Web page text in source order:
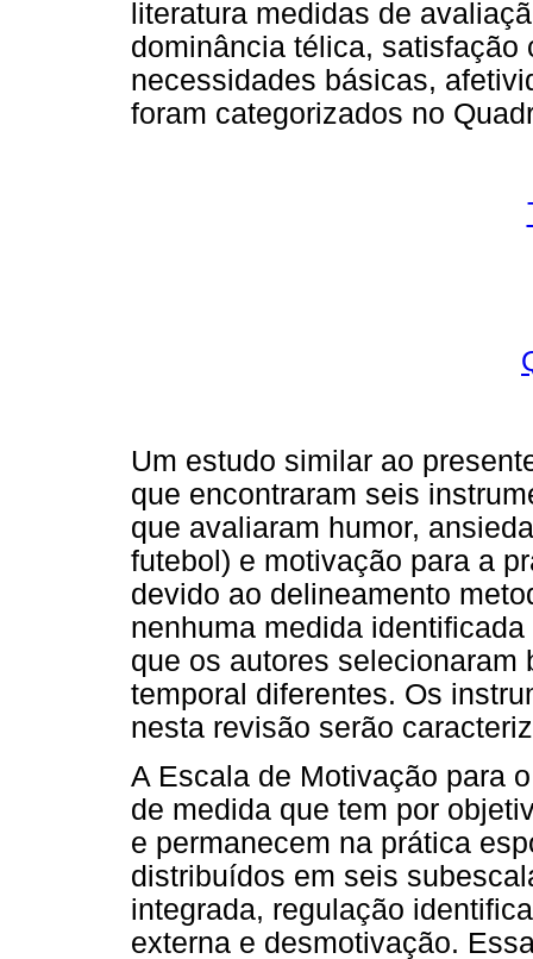
literatura medidas de
dominância télica,
necessidades básicas,
foram categorizados no
Um estudo similar ao
que encontraram seis
que avaliaram humor,
futebol) e motivação para a
devido ao delineamento
nenhuma medida
que os autores
temporal diferentes. Os
nesta revisão serão
A Escala de Motivação para
de medida que tem por
e permanecem na prática
distribuídos em seis
integrada, regulação
externa e desmotivação.